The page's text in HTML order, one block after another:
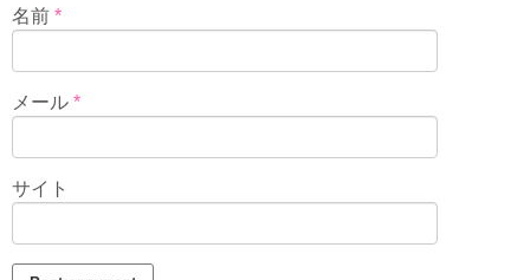
名前 *
メール *
サイト